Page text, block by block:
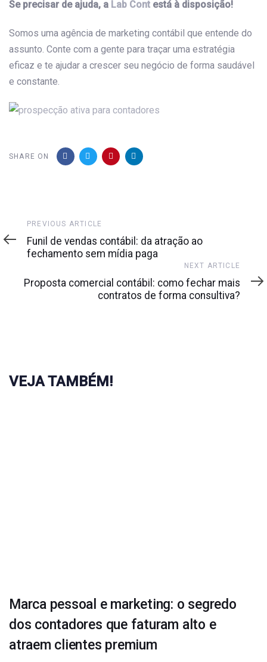
Se precisar de ajuda, a Lab Cont está à disposição!
Somos uma agência de marketing contábil que entende do
assunto. Conte com a gente para traçar uma estratégia
eficaz e te ajudar a crescer seu negócio de forma saudável
e constante.
SHARE ON
Previous
Article
PREVIOUS ARTICLE
Funil de vendas contábil: da atração ao
fechamento sem mídia paga
Article
NEXT ARTICLE
Proposta comercial contábil: como fechar mais
contratos de forma consultiva?
VEJA TAMBÉM!
Marca pessoal e marketing: o segredo
dos contadores que faturam alto e
atraem clientes premium